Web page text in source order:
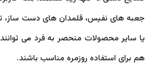
جعبه های نفیس، قلمدان های دست ساز،
یا سایر محصولات منحصر به فرد می
هم برای استفاده روزمره مناسب باشند.